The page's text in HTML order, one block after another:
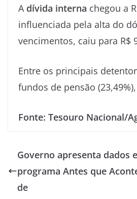
A dívida interna chegou a
influenciada pela alta do
vencimentos, caiu para R$
Entre os principais
fundos de pensão
Fonte: Tesouro Nacional/
Governo apresenta dados
programa Antes que
de